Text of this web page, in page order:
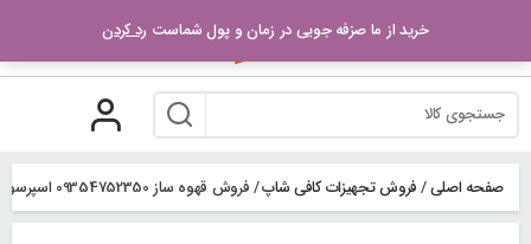
صفحه اصلی/فروش تجهیزات کافی شاپ/فروش قهوه ساز 09354752350 اسپرسوساز جیمیلای 3200
خرید از ما صزفه جویی در زمان و پول شماست رد کردن